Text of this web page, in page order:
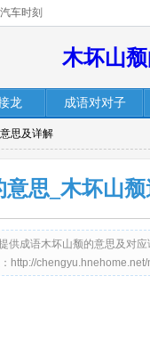
汽车时刻
木坏山
龙 成语对对子
思及详解
意思_木坏山
供成语木坏山颓的意思及对
http://